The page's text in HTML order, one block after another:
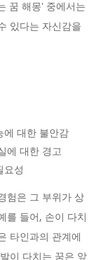
꿈 해몽' 중에서는
있다는 자신감을
에 대한 불안감
에 대한 경고
요성
험은 그 부위가 상
를 들어, 손이 다치
타인과의 관계에
이 다치는 꿈은 앞